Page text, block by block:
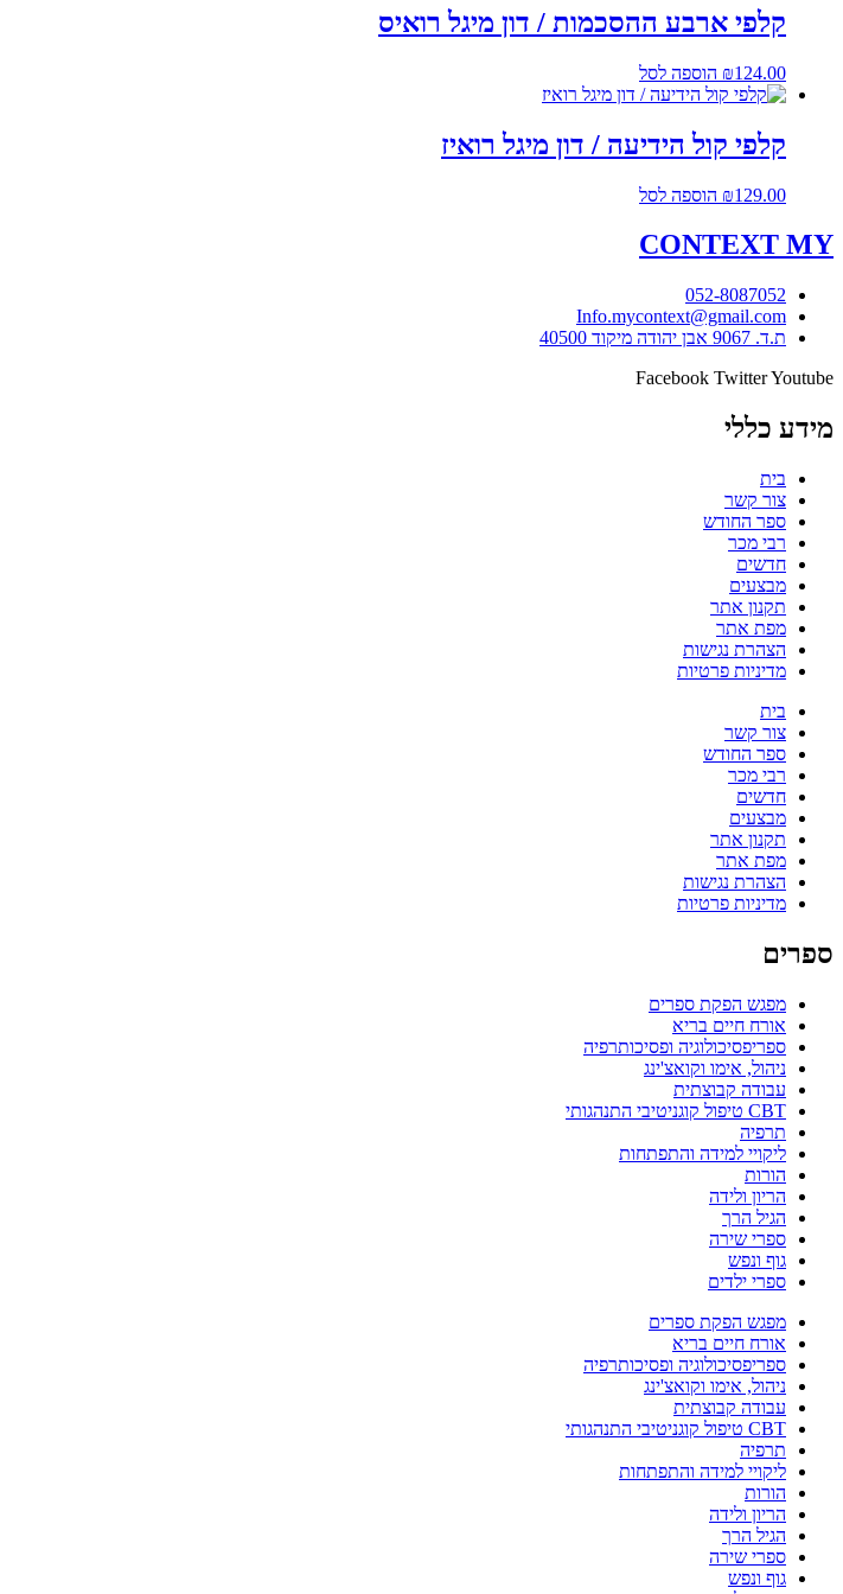
קלפי ארבע ההסכמות / דון מיגל רואיס
₪124.00 הוספה לסל
קלפי קול הידיעה / דון מיגל רואיז
₪129.00 הוספה לסל
CONTEXT MY
052-8087052
Info.mycontext@gmail.com
ת.ד. 9067 אבן יהודה מיקוד 40500
Facebook TwitterYoutube
מידע כללי
בית
צור קשר
ספר החודש
רבי מכר
חדשים
מבצעים
תקנון אתר
מפת אתר
הצהרת נגישות
מדיניות פרטיות
בית
צור קשר
ספר החודש
רבי מכר
חדשים
מבצעים
תקנון אתר
מפת אתר
הצהרת נגישות
מדיניות פרטיות
ספרים
מפגש הפקת ספרים
אורח חיים בריא
ספריפסיכולוגיה ופסיכותרפיה
ניהול, אימו וקואצ'ינג
עבודה קבוצתית
CBT טיפול קוגניטיבי התנהגותי
תרפיה
ליקויי למידה והתפתחות
הורות
הריון ולידה
הגיל הרך
ספרי שירה
גוף ונפש
ספרי ילדים
מפגש הפקת ספרים
אורח חיים בריא
ספריפסיכולוגיה ופסיכותרפיה
ניהול, אימו וקואצ'ינג
עבודה קבוצתית
CBT טיפול קוגניטיבי התנהגותי
תרפיה
ליקויי למידה והתפתחות
הורות
הריון ולידה
הגיל הרך
ספרי שירה
גוף ונפש